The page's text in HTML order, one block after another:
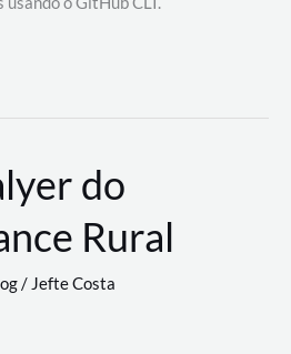
do
Rural
/ Jefte Costa